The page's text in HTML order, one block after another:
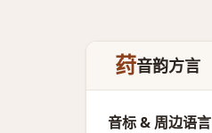
荮音韵方言
音标 & 周边语言